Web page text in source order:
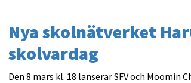
Nya skolnätverket
skolvardag
Den 8 mars kl. 18 lanserar SFV och